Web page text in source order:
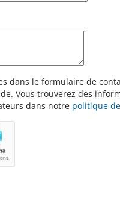
dans le formulaire de
Vous trouverez des
dans notre politique